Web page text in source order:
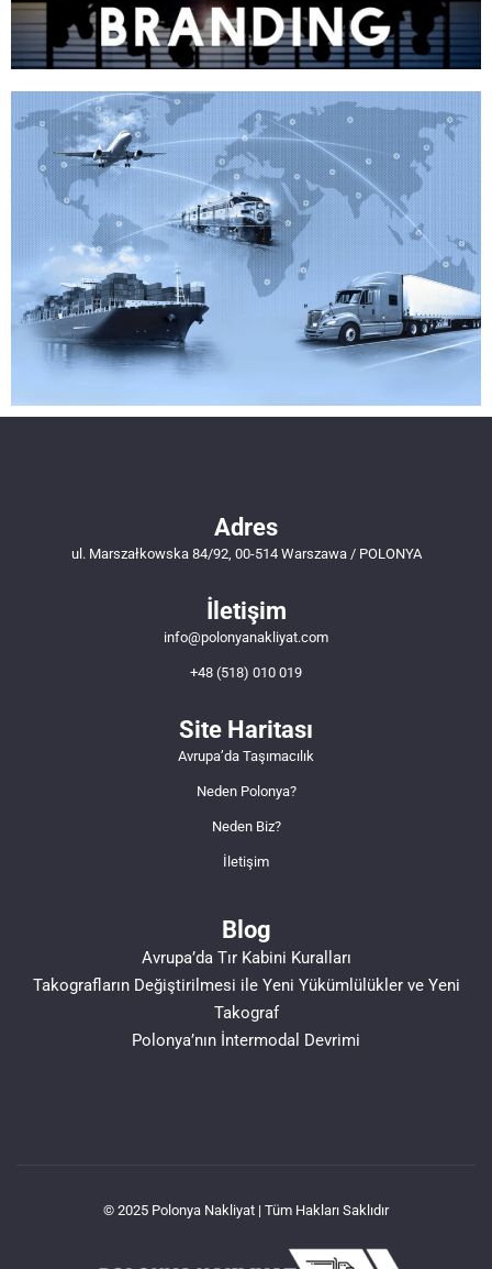
Adres
ul. Marszałkowska 84/92, 00-514 Warszawa / POLONYA
İletişim
info@polonyanakliyat.com
+48 (518) 010 019
Site Haritası
Avrupa’da Taşımacılık
Neden Polonya?
Neden Biz?
İletişim
Blog
Avrupa’da Tır Kabini Kuralları
Takografların Değiştirilmesi ile Yeni Yükümlülükler ve Yeni
Takograf
Polonya’nın İntermodal Devrimi
© 2025 Polonya Nakliyat | Tüm Hakları Saklıdır